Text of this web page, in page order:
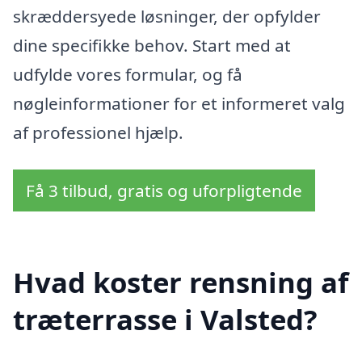
skræddersyede løsninger, der opfylder
dine specifikke behov. Start med at
udfylde vores formular, og få
nøgleinformationer for et informeret valg
af professionel hjælp.
Få 3 tilbud, gratis og uforpligtende
Hvad koster rensning af
træterrasse i Valsted?